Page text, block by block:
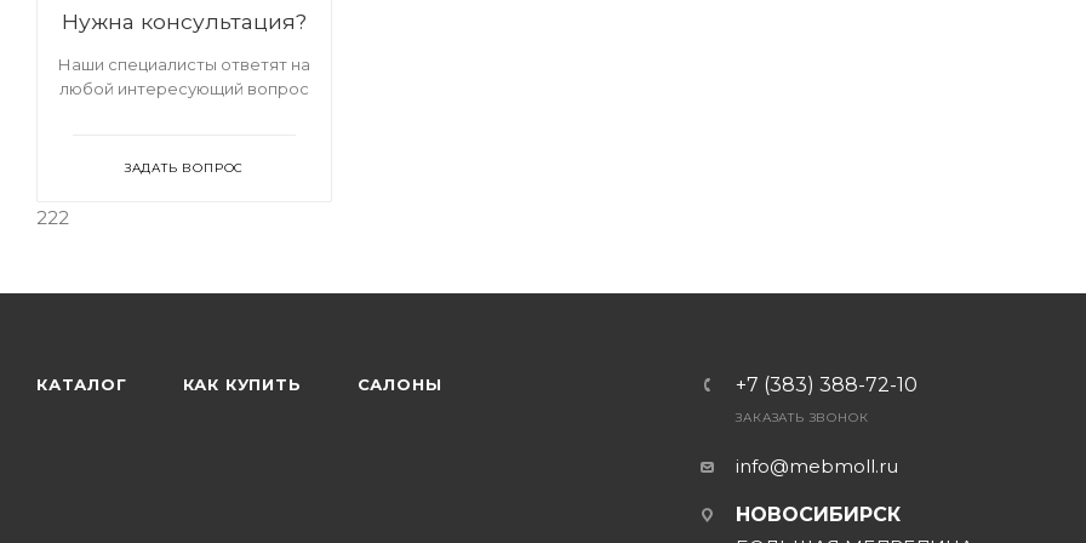
стулья
Нужна консультация?
Наши специалисты ответят на
любой интересующий вопрос
ЗАДАТЬ ВОПРОС
222
КАТАЛОГ КАК КУПИТЬ САЛОНЫ +7 (383) 388-72-10
ЗАКАЗАТЬ ЗВОНОК
info@mebmoll.ru
НОВОСИБИРСК